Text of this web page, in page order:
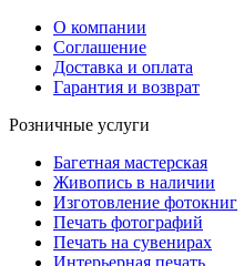
О компании
Соглашение
Доставка и оплата
Гарантия и возврат
Розничные услуги
Багетная мастерская
Живопись в наличии
Изготовление фотокниг
Печать фотографий
Печать на сувенирах
Интерьерная печать